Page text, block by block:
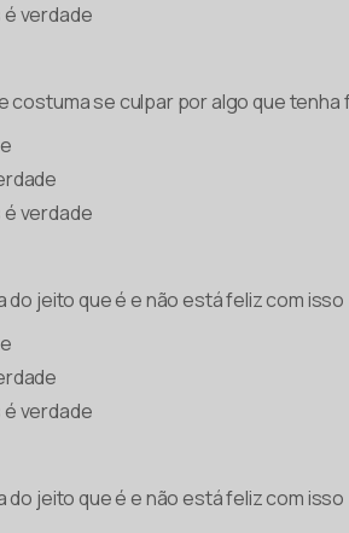
verdade
costuma se culpar por algo que
verdade
do jeito que é e não está feliz com isso
verdade
do jeito que é e não está feliz com isso